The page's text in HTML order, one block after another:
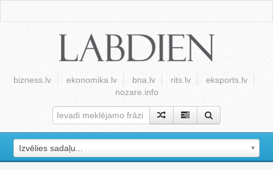
bizness.lv ekonomika.lv bna.lv rits.lv
eksports.lv
nozare.info
Izvēlies sadaļu...